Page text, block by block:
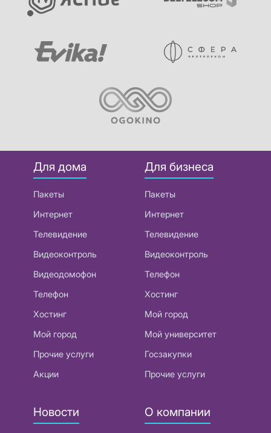
Для дома
Пакеты
Интернет
Телевидение
Видеоконтроль
Видеодомофон
Телефон
Хостинг
Мой город
Прочие услуги
Акции
Для бизнеса
Пакеты
Интернет
Телевидение
Видеоконтроль
Телефон
Хостинг
Мой город
Мой университет
Госзакупки
Прочие услуги
Новости О компании